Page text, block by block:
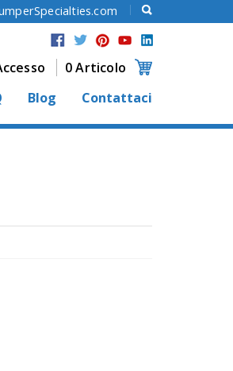
0 Articolo
Blog Contattaci